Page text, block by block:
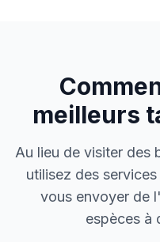
meilleurs
Au lieu de visiter des
utilisez des
vous envoyer de
espèces à